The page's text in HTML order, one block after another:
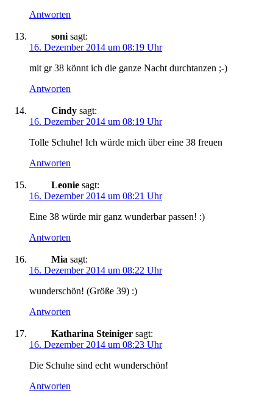
Antworten
soni sagt:
16. Dezember 2014 um 08:19 Uhr
mit gr 38 könnt ich die ganze Nacht durchtanzen ;-)
Antworten
Cindy sagt:
16. Dezember 2014 um 08:19 Uhr
Tolle Schuhe! Ich würde mich über eine 38 freuen
Antworten
Leonie sagt:
16. Dezember 2014 um 08:21 Uhr
Eine 38 würde mir ganz wunderbar passen! :)
Antworten
Mia sagt:
16. Dezember 2014 um 08:22 Uhr
wunderschön! (Größe 39) :)
Antworten
Katharina Steiniger sagt:
16. Dezember 2014 um 08:23 Uhr
Die Schuhe sind echt wunderschön!
Antworten